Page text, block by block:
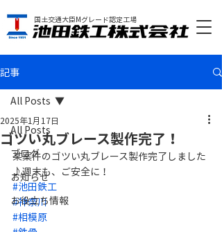
国土交通大臣Mグレード認定工場
記事
All Posts
ブログ
お知らせ
お役立ち情報
All Posts
ゴツい丸ブレース製作完了！
2025年1月17日
某案件のゴツい丸ブレース製作完了しました
♪週末も、ご安全に！
#池田鉄工
#神奈川
#相模原